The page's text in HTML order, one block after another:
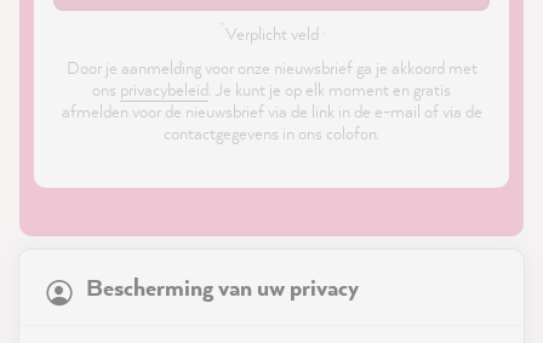
Verplicht veld ·
Door je aanmelding voor onze nieuwsbrief ga je akkoord met
ons privacybeleid. Je kunt je op elk moment en gratis
afmelden voor de nieuwsbrief via de link in de e-mail of via de
contactgegevens in ons colofon.
Bescherming van uw privacy
21,867Reviews